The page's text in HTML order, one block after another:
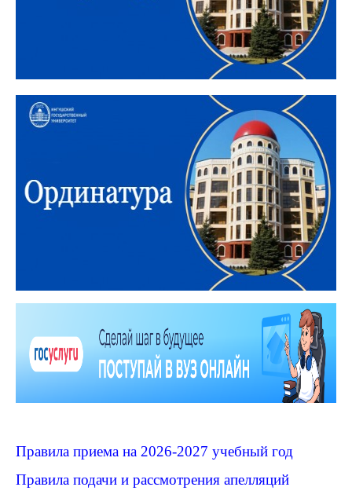
Правила приема на 2026-2027 учебный год
Правила подачи и рассмотрения апелляций